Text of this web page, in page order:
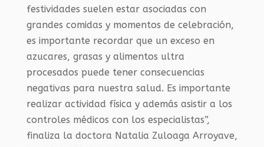
festividades suelen estar asociadas con
grandes comidas y momentos de celebración,
es importante recordar que un exceso en
azucares, grasas y alimentos ultra
procesados puede tener consecuencias
negativas para nuestra salud. Es importante
realizar actividad física y además asistir a los
controles médicos con los especialistas”,
finaliza la doctora Natalia Zuloaga Arroyave,